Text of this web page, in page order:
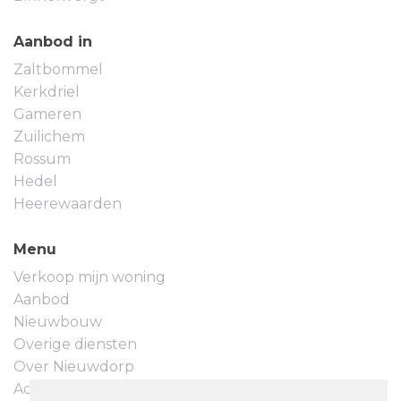
Aanbod in
Zaltbommel
Kerkdriel
Gameren
Zuilichem
Rossum
Hedel
Heerewaarden
Menu
Verkoop mijn woning
Aanbod
Nieuwbouw
Overige diensten
Over Nieuwdorp
Actueel